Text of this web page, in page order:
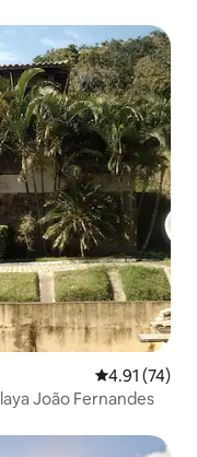
Calificación
4.91 (74)
João Fernandes